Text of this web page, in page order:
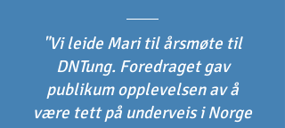
"Vi leide Mari til årsmøte til
DNTung. Foredraget gav
publikum opplevelsen av å
være tett på underveis i Norge